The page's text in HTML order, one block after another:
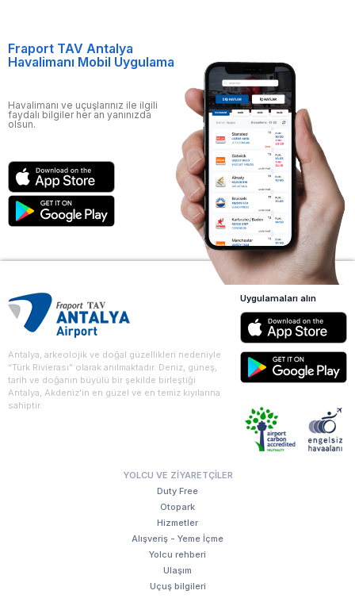
Fraport TAV Antalya
Havalimanı Mobil Uygulama
Havalimanı ve uçuşlarınız ile ilgili
faydalı bilgiler her an yanınızda
olsun.
Antalya, arkeolojik ve doğal güzellikleri nedeniyle
“Türk Rivierası” olarak anılmaktadır. Deniz, güneş,
tarih ve doğanın büyülü bir şekilde birleştiği
Antalya, Akdeniz'in en güzel ve en temiz kıyılarına
sahiptir.
YOLCU VE ZIYARETÇILER
Duty Free
Otopark
Hizmetler
Alışveriş - Yeme İçme
Yolcu rehberi
Ulaşım
Uçuş bilgileri
Uygulamaları alın